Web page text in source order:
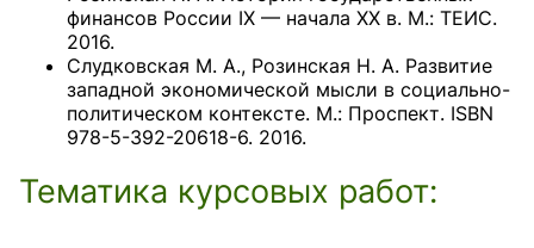
финансов России IX — начала XX в. М.: ТЕИС.
2016.
Слудковская М. А., Розинская Н. А. Развитие
западной экономической мысли в социально-
политическом контексте. М.: Проспект. ISBN
978-5-392-20618-6. 2016.
Тематика курсовых работ: